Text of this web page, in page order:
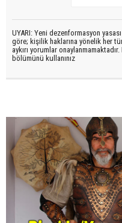
UYARI: Yeni dezenformasyon
göre; kişilik haklarına yönelik her
aykırı yorumlar
bölümünü kullanınız